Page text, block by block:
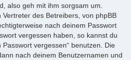
also geh mit ihm sorgsam um.
des Betreibers, von phpBB
nach deinem Passwort
vergessen haben, so kannst du
vergessen“ benutzen. Die
nach deinem Benutzernamen und